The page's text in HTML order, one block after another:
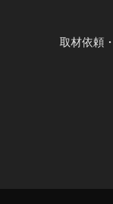
取材依頼